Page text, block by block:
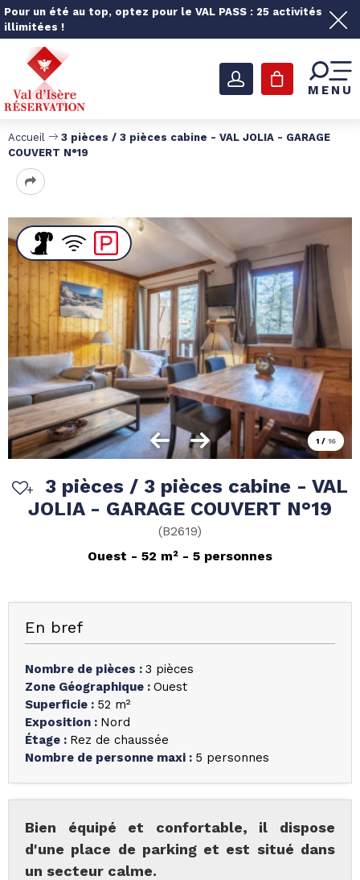
Pour un été au top, optez pour le VAL PASS : 25 activités
illimitées !
MENU
Accueil
3 pièces / 3 pièces cabine - VAL JOLIA - GARAGE
COUVERT N°19
1 / 16
3 pièces / 3 pièces cabine - VAL
JOLIA - GARAGE COUVERT N°19
(B2619)
Ouest
52 m² 5 personnes
En bref
Nombre de pièces : 3 pièces
Zone Géographique : Ouest
Superficie : 52 m²
Exposition : Nord
Étage : Rez de chaussée
Nombre de personne maxi : 5 personnes
Bien équipé et confortable, il dispose
d'une place de parking et est situé dans
un secteur calme.